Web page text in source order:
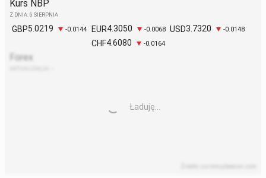
Kurs NBP
Z DNIA: 6 SIERPNIA
GBP5.0219 -0.0144 EUR4.3050 -0.0068 USD3.7320 -0.0148
CHF4.6080 -0.0164
Forex
Ładuję...